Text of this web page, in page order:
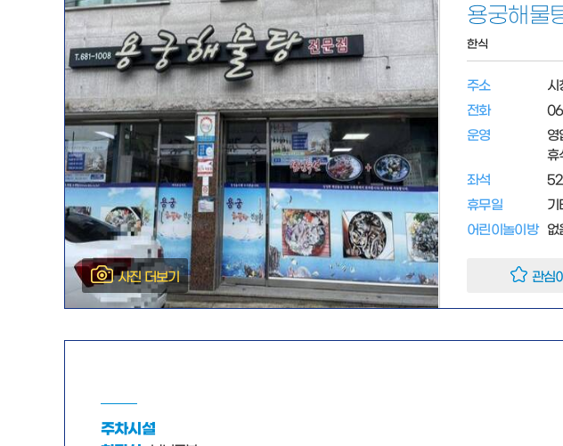
사진 더보기
용궁해물
한식
주소
전화
운영
영
휴
좌석
휴무일
기
어린이놀이방
없
관심
주차시설